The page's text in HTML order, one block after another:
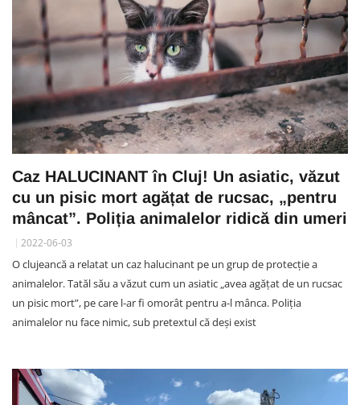
Caz HALUCINANT în Cluj! Un asiatic, văzut
cu un pisic mort agățat de rucsac, „pentru
mâncat”. Poliția animalelor ridică din umeri
2022-06-03
O clujeancă a relatat un caz halucinant pe un grup de protecție a
animalelor. Tatăl său a văzut cum un asiatic „avea agățat de un rucsac
un pisic mort”, pe care l-ar fi omorât pentru a-l mânca. Poliția
animalelor nu face nimic, sub pretextul că deși exist